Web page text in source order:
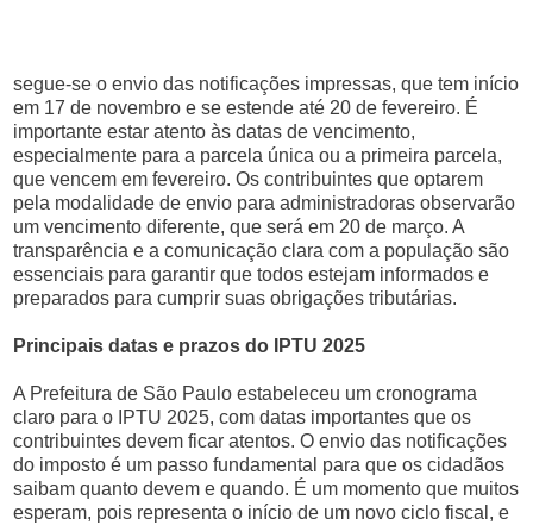
segue-se o envio das notificações impressas, que tem início
em 17 de novembro e se estende até 20 de fevereiro. É
importante estar atento às datas de vencimento,
especialmente para a parcela única ou a primeira parcela,
que vencem em fevereiro. Os contribuintes que optarem
pela modalidade de envio para administradoras observarão
um vencimento diferente, que será em 20 de março. A
transparência e a comunicação clara com a população são
essenciais para garantir que todos estejam informados e
preparados para cumprir suas obrigações tributárias.
Principais datas e prazos do IPTU 2025
A Prefeitura de São Paulo estabeleceu um cronograma
claro para o IPTU 2025, com datas importantes que os
contribuintes devem ficar atentos. O envio das notificações
do imposto é um passo fundamental para que os cidadãos
saibam quanto devem e quando. É um momento que muitos
esperam, pois representa o início de um novo ciclo fiscal, e